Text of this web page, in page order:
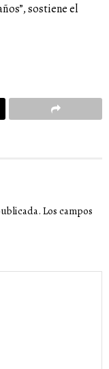
sostiene el
Los campos